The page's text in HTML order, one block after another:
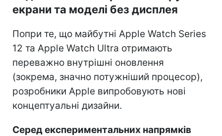
екрани та моделі без дисплея
Попри те, що майбутні Apple Watch Series
12 та Apple Watch Ultra отримають
переважно внутрішні оновлення
(зокрема, значно потужніший процесор),
розробники Apple випробовують нові
концептуальні дизайни.
Серед експериментальних напрямків